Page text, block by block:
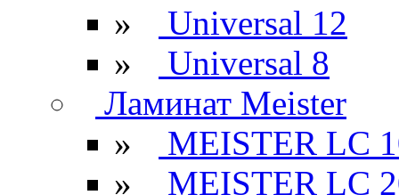
»
Universal 12
»
Universal 8
Ламинат Meister
»
MEISTER LC
»
MEISTER LC